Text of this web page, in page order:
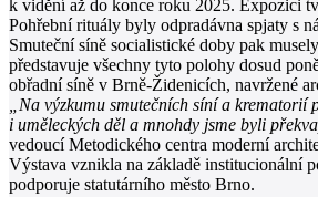
k vidění až do konce roku 2025. Expozici
Pohřební rituály byly odpradávna spjaty s
Smuteční síně socialistické doby pak
představuje všechny tyto polohy dosud
obřadní síně v Brně-Židenicích, navržené
„Na výzkumu smutečních síní a
i uměleckých děl a mnohdy jsme byli
vedoucí Metodického centra moderní
Výstava vznikla na základě institucionální
podporuje statutárního město Brno.